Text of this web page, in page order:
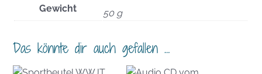
Gewicht 50 g
Das könnte dir auch gefallen …